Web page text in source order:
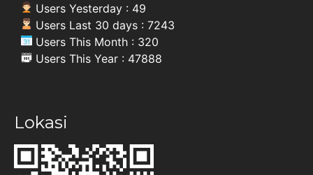
Users Yesterday : 49
Users Last 30 days : 7243
Users This Month : 320
Users This Year : 47888
Lokasi